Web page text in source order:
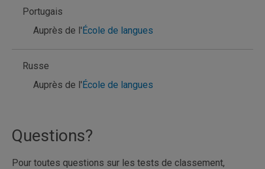
Portugais
Auprès de l'École de langues
Russe
Auprès de l'École de langues
Questions?
Pour toutes questions sur les tests de classement,